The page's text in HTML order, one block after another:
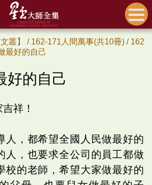
叢】 / 162-171人間萬事(共10冊) / 162
好的自己
的自己
祥！
人，都希望全國人民做最好的
人，也要求全公司的員工都做
校的老師，希望大家做最好的